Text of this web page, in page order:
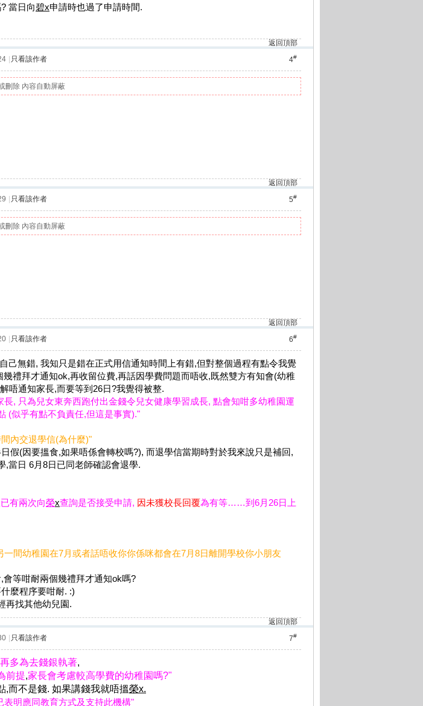
當日向碧x申請時也過了申請時間.
返回頂部
4#
只看該作者
刪除 內容自動屏蔽
返回頂部
5#
只看該作者
刪除 內容自動屏蔽
返回頂部
6#
只看該作者
己無錯, 我知只是錯在正式用信通知時間上有錯,但對整個過程有點令我覺
幾禮拜才通知ok,再收留位費,再話因學費問題而唔收,既然雙方有知會(幼稚
唔通知家長,而要等到26日?我覺得被整.
長, 只為兒女東奔西跑付出金錢令兒女健康學習成長, 點會知咁多幼稚園運
(似乎有點不負責任,但這是事實)."
內交退學信(為什麼)"
假(因要搵食,如果唔係會轉校嗎?), 而退學信當期時對於我來說只是補回,
,當日 6月8日已同老師確認會退學.
已有兩次向榮x查詢是否接受申請, 因未獲校長回覆為有等……到 6月 26日上
一間幼稚園在7月或者話唔收你你係咪都會在7月8日離開學校你小朋友
會等咁耐兩個幾禮拜才通知ok嗎?
麼程序要咁耐. :)
再找其他幼兒園.
返回頂部
7#
只看該作者
多為去錢銀執著,
前提,家長會考慮較高學費的幼稚園嗎?"
,而不是錢. 如果講錢我就唔搵榮x.
表明應同教育方式及支持此機構"